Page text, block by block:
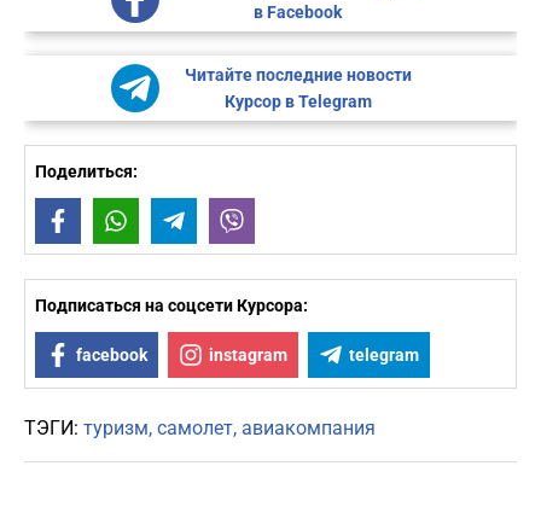
в Facebook
Читайте последние новости
Курсор в Telegram
Поделиться:
FacebookWhatsAppTelegram
Подписаться на соцсети Курсора:
facebook instagram telegram
ТЭГИ: туризм самолет авиакомпания